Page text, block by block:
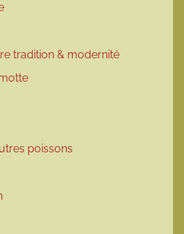
tradition & modernité
poissons